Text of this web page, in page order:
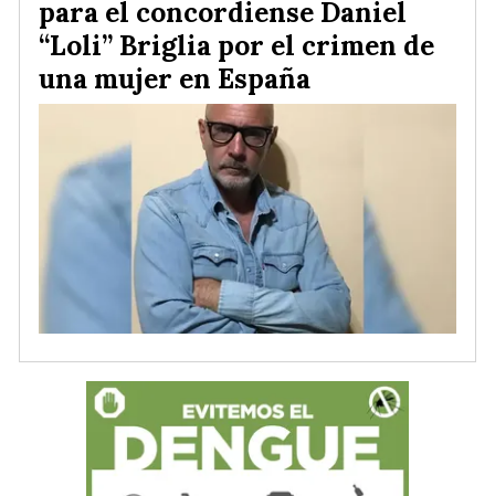
para el concordiense Daniel
“Loli” Briglia por el crimen de
una mujer en España